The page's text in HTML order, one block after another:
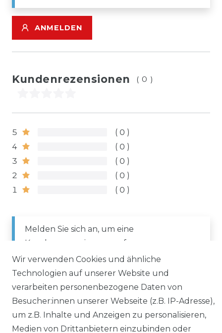
ANMELDEN
Kundenrezensionen (0)
5
0
4
0
3
0
2
0
1
0
Melden Sie sich an, um eine
Kundenrezension zu verfassen.
ANMELDEN
Wir verwenden Cookies und ähnliche
Technologien auf unserer Website und
verarbeiten personenbezogene Daten von
Besucher:innen unserer Webseite (z.B. IP-Adresse),
um z.B. Inhalte und Anzeigen zu personalisieren,
Medien von Drittanbietern einzubinden oder